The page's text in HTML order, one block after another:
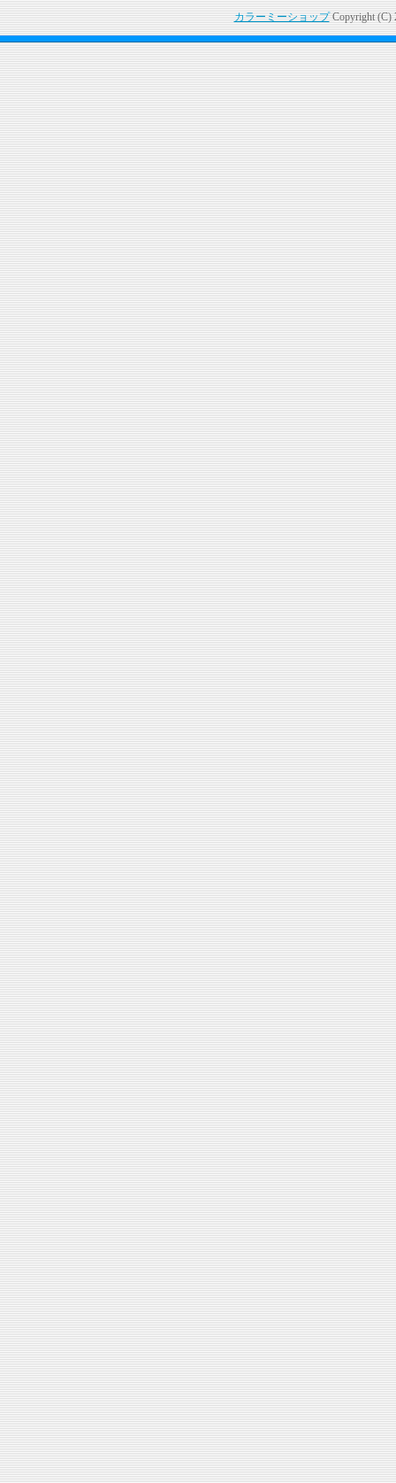
カラーミーショップCopyright (C)